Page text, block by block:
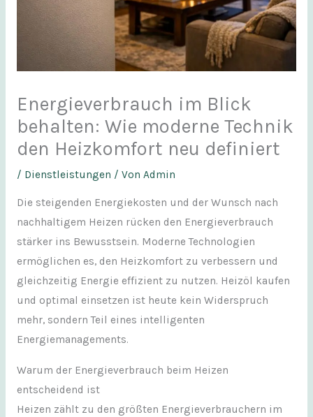
Energieverbrauch im Blick
behalten: Wie moderne Technik
den Heizkomfort neu definiert
/ Dienstleistungen / Von Admin
Die steigenden Energiekosten und der Wunsch nach
nachhaltigem Heizen rücken den Energieverbrauch
stärker ins Bewusstsein. Moderne Technologien
ermöglichen es, den Heizkomfort zu verbessern und
gleichzeitig Energie effizient zu nutzen. Heizöl kaufen
und optimal einsetzen ist heute kein Widerspruch
mehr, sondern Teil eines intelligenten
Energiemanagements.
Warum der Energieverbrauch beim Heizen
entscheidend ist
Heizen zählt zu den größten Energieverbrauchern im